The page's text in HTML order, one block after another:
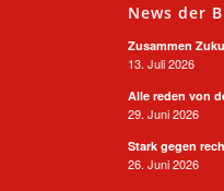
News der
Zusammen
13. Juli 2026
Alle reden von
29. Juni 2026
Stark gegen
26. Juni 2026